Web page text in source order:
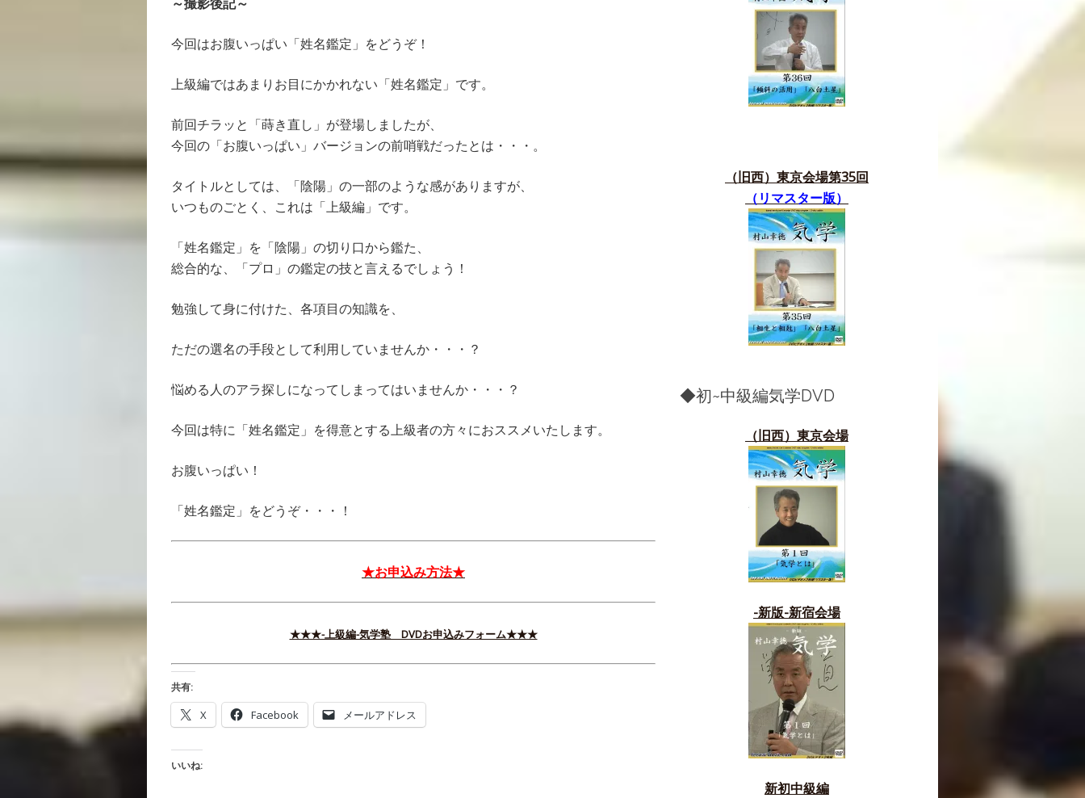
今回はお腹いっぱい「姓名鑑定」をどうぞ！
上級編ではあまりお目にかかれない「姓名鑑定」です。
前回チラッと「蒔き直し」が登場しましたが、
今回の「お腹いっぱい」バージョンの前哨戦だったとは・・・。
タイトルとしては、「陰陽」の一部のような感がありますが、
いつものごとく、これは「上級編」です。
「姓名鑑定」を「陰陽」の切り口から鑑た、
総合的な、「プロ」の鑑定の技と言えるでしょう！
勉強して身に付けた、各項目の知識を、
ただの選名の手段として利用していませんか・・・？
悩める人のアラ探しになってしまってはいませんか・・・？
今回は特に「姓名鑑定」を得意とする上級者の方々におススメいたします。
お腹いっぱい！
「姓名鑑定」をどうぞ・・・！
★お申込み方法★
★★★-上級編-気学塾 DVDお申込みフォーム★★★
共有:
X Facebook メールアドレス
いいね:
（旧西）東京会場第35回
（リマスター版）
◆初~中級編気学DVD
（旧西）東京会場
-新版-新宿会場
新初中級編